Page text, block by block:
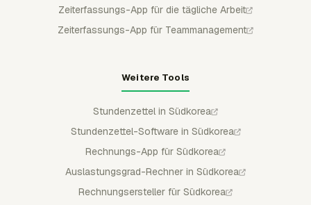
Zeiterfassungs-App für die tägliche Arbeit
Zeiterfassungs-App für Teammanagement
Weitere Tools
Stundenzettel in Südkorea
Stundenzettel-Software in Südkorea
Rechnungs-App für Südkorea
Auslastungsgrad-Rechner in Südkorea
Rechnungsersteller für Südkorea